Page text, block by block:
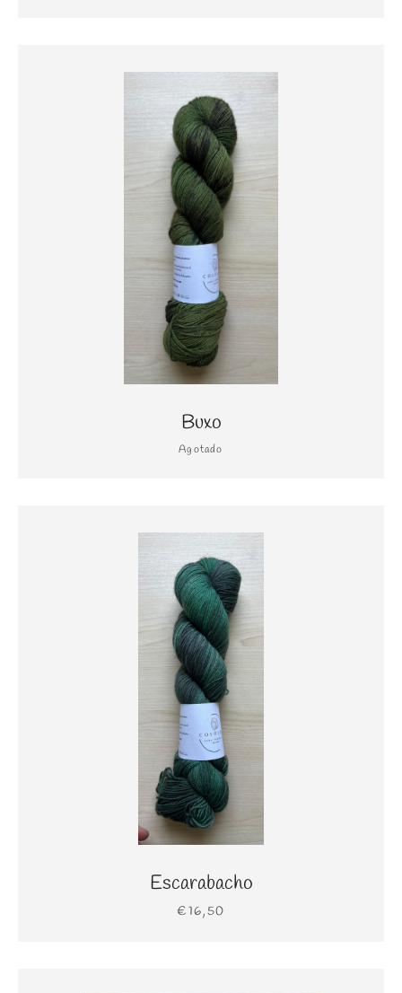
Buxo
Agotado
Escarabacho
€16,50